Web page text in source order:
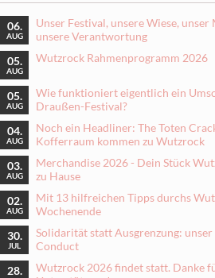
06.
AUG
Unser Festival, unsere Wiese, unser
unsere Verantwortung
05.
AUG
Wutzrock Rahmenprogramm 2026
05.
AUG
Wie funktioniert eigentlich ein
Draußen-Festival?
04.
AUG
Noch ein Headliner: The Toten
Kofferraum kommen zu Wutzrock
03.
AUG
Merchandise 2026 - Dein Stück
zu Hause
02.
AUG
Mit 13 hilfreichen Tipps durchs
Wochenende
30.
JUL
Solidarität statt Ausgrenzung: unser
Conduct
28.
Wutzrock 2026 findet statt. Danke